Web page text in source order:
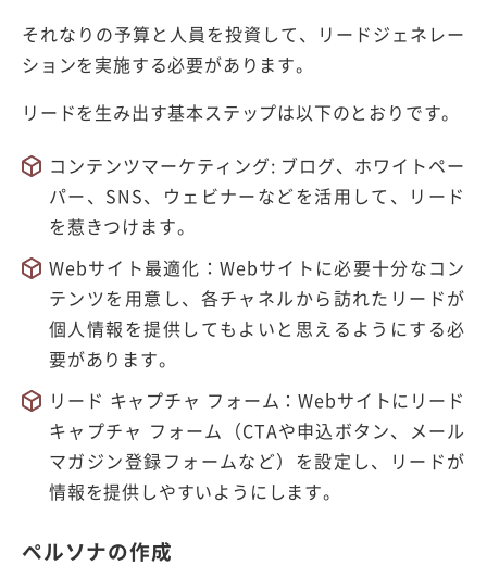
それなりの予算と人員を投資して、リードジェネレー
ションを実施する必要があります。
リードを生み出す基本ステップは以下のとおりです。
コンテンツマーケティング: ブログ、ホワイトペー
パー、SNS、ウェビナーなどを活用して、リード
を惹きつけます。
Webサイト最適化：Webサイトに必要十分なコン
テンツを用意し、各チャネルから訪れたリードが
個人情報を提供してもよいと思えるようにする必
要があります。
リード キャプチャ フォーム：Webサイトにリード
キャプチャ フォーム（CTAや申込ボタン、メール
マガジン登録フォームなど）を設定し、リードが
情報を提供しやすいようにします。
ペルソナの作成